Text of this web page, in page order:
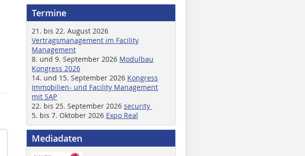
Termine
21. bis 22. August 2026
Vertragsmanagement im Facility
Management
8. und 9. September 2026 Modulbau
Kongress 2026
14. und 15. September 2026 Kongress
Immobilien- und Facility Management
mit SAP
22. bis 25. September 2026 security
5. bis 7. Oktober 2026 Expo Real
Mediadaten